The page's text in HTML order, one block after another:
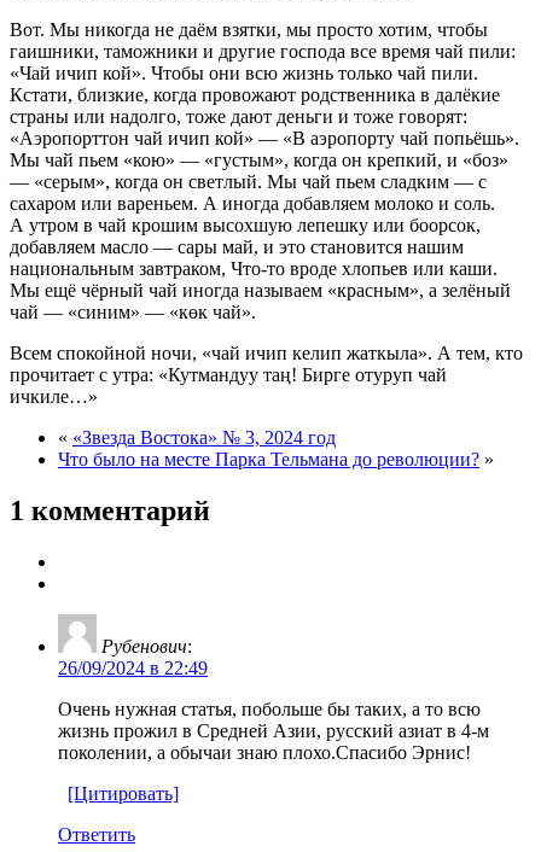
Вот. Мы никогда не даём взятки, мы просто хотим, чтобы
гаишники, таможники и другие господа все время чай пили:
«Чай ичип кой». Чтобы они всю жизнь только чай пили.
Кстати, близкие, когда провожают родственника в далёкие
страны или надолго, тоже дают деньги и тоже говорят:
«Аэропорттон чай ичип кой» — «В аэропорту чай попьёшь».
Мы чай пьем «кою» — «густым», когда он крепкий, и «боз»
— «серым», когда он светлый. Мы чай пьем сладким — с
сахаром или вареньем. А иногда добавляем молоко и соль.
А утром в чай крошим высохшую лепешку или боорсок,
добавляем масло — сары май, и это становится нашим
национальным завтраком, Что-то вроде хлопьев или каши.
Мы ещё чёрный чай иногда называем «красным», а зелёный
чай — «синим» — «көк чай».
Всем спокойной ночи, «чай ичип келип жаткыла». А тем, кто
прочитает с утра: «Кутмандуу таң! Бирге отуруп чай
ичкиле…»
« «Звезда Востока» № 3, 2024 год
Что было на месте Парка Тельмана до революции? »
1 комментарий
Рубенович:
26/09/2024 в 22:49
Очень нужная статья, побольше бы таких, а то всю
жизнь прожил в Средней Азии, русский азиат в 4-м
поколении, а обычаи знаю плохо.Спасибо Эрнис!
[Цитировать]
Ответить